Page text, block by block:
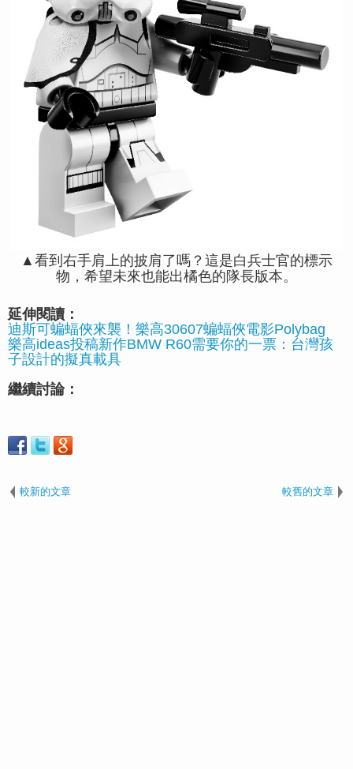
▲看到右手肩上的披肩了嗎？這是白兵士官的標示
物，希望未來也能出橘色的隊長版本。
延伸閱讀：
迪斯可蝙蝠俠來襲！樂高30607蝙蝠俠電影Polybag
樂高ideas投稿新作BMW R60需要你的一票：台灣孩
子設計的擬真載具
繼續討論：
較新的文章 較舊的文章